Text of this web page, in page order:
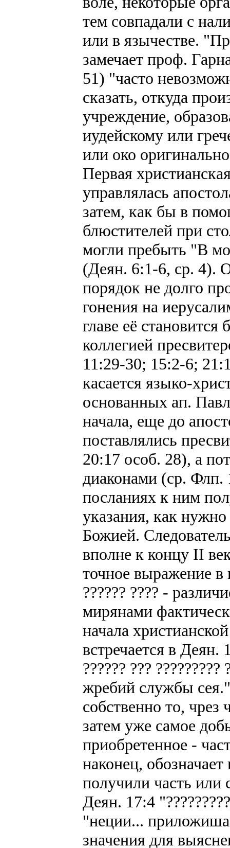
тем совпадали с
или в язычестве.
замечает проф.
51) "часто
сказать, откуда
учреждение,
иудейскому или
или око
Первая
управлялась
затем, как бы в
блюстителей при
могли пребыть "В
(Деян. 6:1-6, ср. 4).
порядок не долго
гонения на
главе её становится
коллегией
11:29-30; 15:2-6;
касается языко-
основанных ап.
начала, еще до
поставлялись
20:17 особ. 28), а
диаконами (ср.
посланиях к ним
указания, как
Божией.
вполне к концу II
точное выражение в
?????? ???? -
мирянами
начала
встречается в Деян.
?????? ???
жребий службы сея."
собственно то, чрез
затем уже самое
приобретенное -
наконец,
получили часть
Деян. 17:4
"неции...
значения для